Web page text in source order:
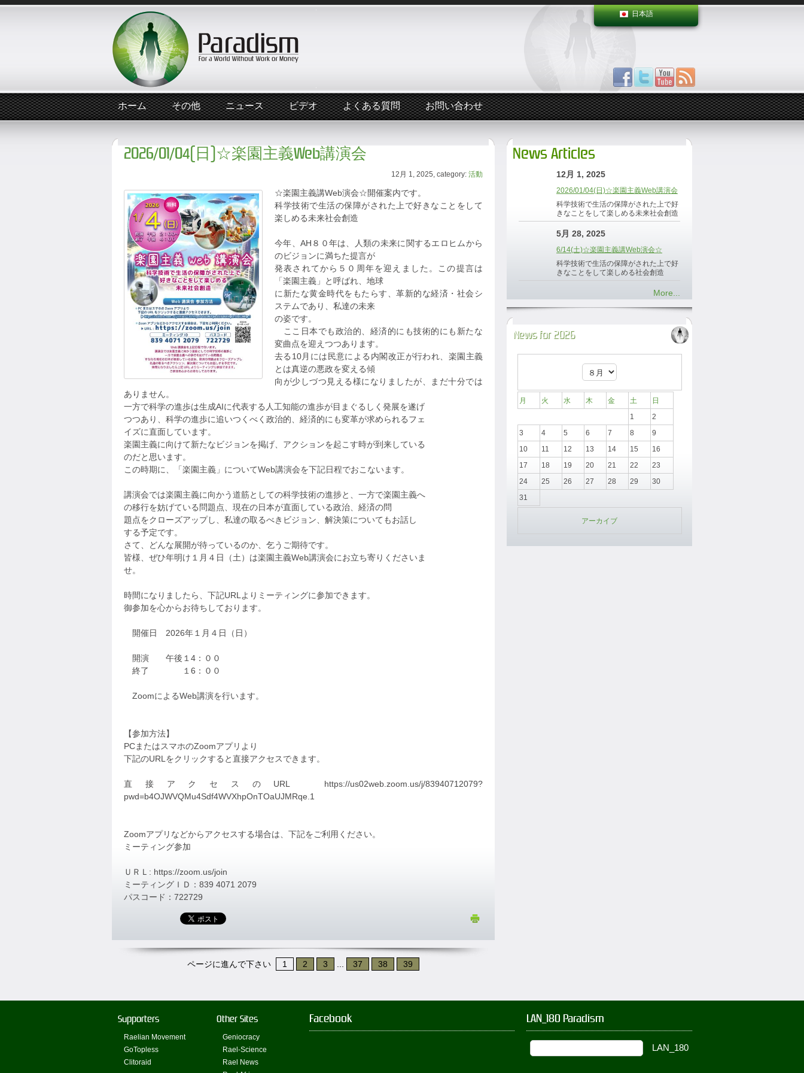
日本語
ホーム その他 ニュース ビデオ よくある質問 お問い合わせ
2026/01/04(日)☆楽園主義Web講演会
12月 1, 2025, category: 活動
☆楽園主義講Web演会☆開催案内です。
科学技術で生活の保障がされた上で好きなことをして
楽しめる未来社会創造
今年、AH８０年は、人類の未来に関するエロヒムから
のビジョンに満ちた提言が
発表されてから５０周年を迎えました。この提言は
「楽園主義」と呼ばれ、地球
に新たな黄金時代をもたらす、革新的な経済・社会シ
ステムであり、私達の未来
の姿です。
ここ日本でも政治的、経済的にも技術的にも新たな
変曲点を迎えつつあります。
去る10月には民意による内閣改正が行われ、楽園主義
とは真逆の悪政を変える傾
向が少しづつ見える様になりましたが、まだ十分では
ありません。
一方で科学の進歩は生成AIに代表する人工知能の進歩が目まぐるしく発展を遂げ
つつあり、科学の進歩に追いつくべく政治的、経済的にも変革が求められるフェ
イズに直面しています。
楽園主義に向けて新たなビジョンを掲げ、アクションを起こす時が到来している
のだと思います。
この時期に、「楽園主義」についてWeb講演会を下記日程でおこないます。
講演会では楽園主義に向かう道筋としての科学技術の進捗と、一方で楽園主義へ
の移行を妨げている問題点、現在の日本が直面している政治、経済の問
題点をクローズアップし、私達の取るべきビジョン、解決策についてもお話し
する予定です。
さて、どんな展開が待っているのか、乞うご期待です。
皆様、ぜひ年明け１月４日（土）は楽園主義Web講演会にお立ち寄りくださいま
せ。
時間になりましたら、下記URLよりミーティングに参加できます。
御参加を心からお待ちしております。
開催日 2026年１月４日（日）
開演 午後１4：００
終了 １6：００
ZoomによるWeb講演を行います。
【参加方法】
PCまたはスマホのZoomアプリより
下記のURLをクリックすると直接アクセスできます。
直接アクセスのURL https://us02web.zoom.us/j/83940712079?
pwd=b4OJWVQMu4Sdf4WVXhpOnTOaUJMRqe.1
Zoomアプリなどからアクセスする場合は、下記をご利用ください。
ミーティング参加
ＵＲＬ: https://zoom.us/join
ミーティングＩＤ：839 4071 2079
パスコード：722729
ページに進んで下さい 1 2 3 37 38 39
News Articles
12月 1, 2025
2026/01/04(日)☆楽園主義Web講演会
科学技術で生活の保障がされた上で好
きなことをして楽しめる未来社会創造
5月 28, 2025
6/14(土)☆楽園主義講Web演会☆
科学技術で生活の保障がされた上で好
きなことをして楽しめる社会創造
More...
News for 2026
月 火 水 木 金 土
日
1
2
3
4 5 6 7 8
9
10
11 12 13 14 15
16
17
18 19 20 21 22
23
24
25 26 27 28 29
30
31
アーカイブ
Supporters
Raelian Movement
GoTopless
Clitoraid
Other Sites
Geniocracy
Rael-Science
Rael News
Facebook LAN_180 Paradism